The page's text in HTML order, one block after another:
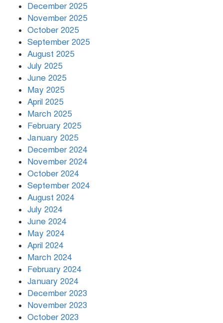
বৃষ্টি থামার নাম নেই, পথে পথে
December 2025
November 2025
October 2025
September 2025
August 2025
July 2025
June 2025
May 2025
April 2025
March 2025
February 2025
January 2025
December 2024
November 2024
October 2024
September 2024
August 2024
July 2024
June 2024
May 2024
April 2024
March 2024
February 2024
January 2024
December 2023
November 2023
October 2023